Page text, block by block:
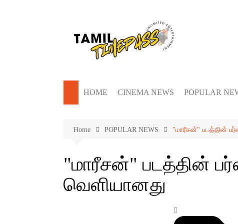
HOME CINEMA NEWS POPULAR
Home POPULAR NEWS "மாரீசன்" படத்தின்
"மாரீசன்" படத்தின்
வெளியானது